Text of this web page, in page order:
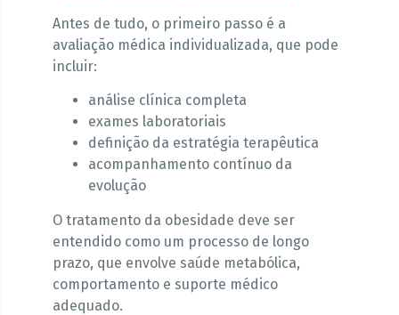
Antes de tudo, o primeiro passo é a
avaliação médica individualizada, que pode
incluir:
análise clínica completa
exames laboratoriais
definição da estratégia terapêutica
acompanhamento contínuo da
evolução
O tratamento da obesidade deve ser
entendido como um processo de longo
prazo, que envolve saúde metabólica,
comportamento e suporte médico
adequado.